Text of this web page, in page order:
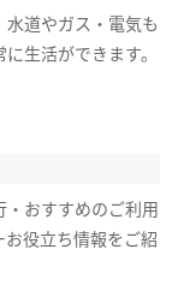
道やガス・電気も
生活ができます。
おすすめのご利用
役立ち情報をご紹